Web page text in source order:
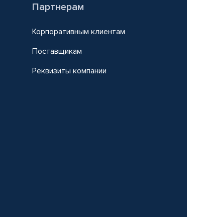
Партнерам
Корпоративным клиентам
Поставщикам
Реквизиты компании